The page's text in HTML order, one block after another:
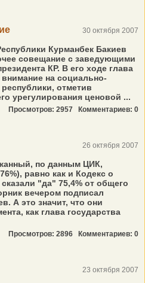
30 октября 2007
Курманбек Бакиев
совещание с заведующими
КР. В его ходе глава
внимание на социально-
отметив
урегулирования ценовой ...
Просмотров: 2957 Комментариев: 0
26 октября 2007
по данным ЦИК,
равно как и Кодекс о
"да" 75,4% от общего
вечером подписал
А это значит, что они
как глава государства
Просмотров: 2896 Комментариев: 0
23 октября 2007